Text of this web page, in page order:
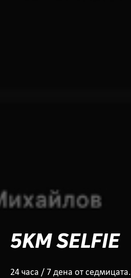
5KM SELFIE
24 часа / 7 дена от седмицата.